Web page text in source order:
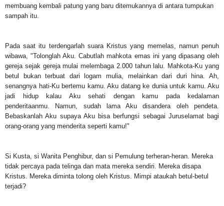
membuang kembali patung yang baru ditemukannya di antara tumpukan
sampah itu.
Pada saat itu terdengarlah suara Kristus yang memelas, namun penuh
wibawa, "Tolonglah Aku. Cabutlah mahkota emas ini yang dipasang oleh
gereja sejak gereja mulai melembaga 2.000 tahun lalu. Mahkota-Ku yang
betul bukan terbuat dari logam mulia, melainkan dari duri hina. Ah,
senangnya hati-Ku bertemu kamu. Aku datang ke dunia untuk kamu. Aku
jadi hidup kalau Aku sehati dengan kamu pada kedalaman
penderitaanmu. Namun, sudah lama Aku disandera oleh pendeta.
Bebaskanlah Aku supaya Aku bisa berfungsi sebagai Juruselamat bagi
orang-orang yang menderita seperti kamu!"
Si Kusta, si Wanita Penghibur, dan si Pemulung terheran-heran. Mereka
tidak percaya pada telinga dan mata mereka sendiri. Mereka disapa
Kristus. Mereka diminta tolong oleh Kristus. Mimpi ataukah betul-betul
terjadi?